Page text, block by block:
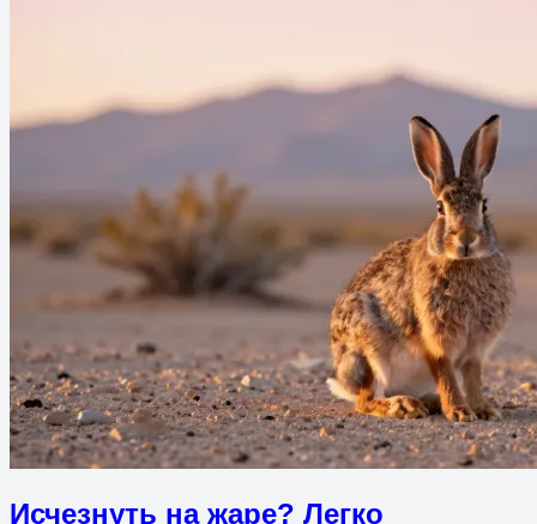
Исчезнуть на жаре? Легко